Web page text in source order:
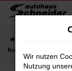
Zum
finanzieren | Lieferservice
Wir nutzen
Nutzung